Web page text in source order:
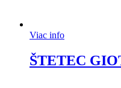
Viac info
ŠTETEC